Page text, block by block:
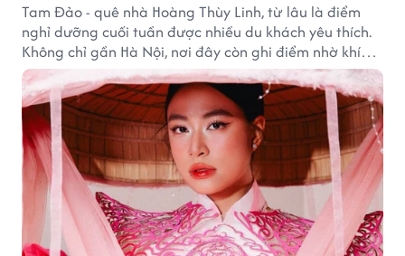
Tam Đảo - quê nhà Hoàng Thùy Linh, từ lâu là điểm
nghỉ dưỡng cuối tuần được nhiều du khách yêu thích.
Không chỉ gần Hà Nội, nơi đây còn ghi điểm nhờ khí
hậu mát mẻ, cảnh sắc thơ mộng và không gian yên
bình giữa núi rừng.